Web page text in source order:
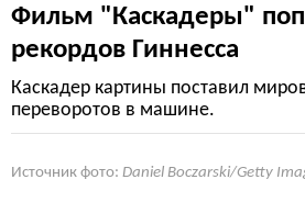
Фильм "Каскадеры"
рекордов Гиннесса
Каскадер картины поставил
переворотов в машине.
Источник фото: Daniel Boczarski/Getty